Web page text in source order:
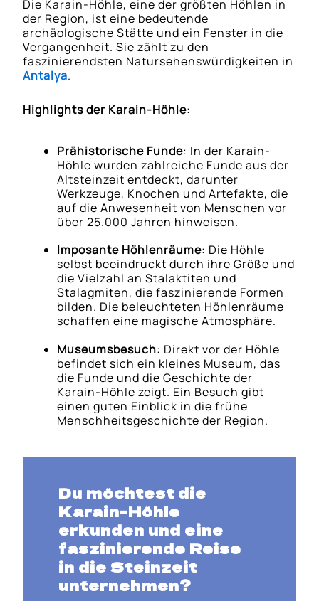
Die Karain-Höhle, eine der größten Höhlen in
der Region, ist eine bedeutende
archäologische Stätte und ein Fenster in die
Vergangenheit. Sie zählt zu den
faszinierendsten Natursehenswürdigkeiten in
Antalya.
Highlights der Karain-Höhle:
Prähistorische Funde: In der Karain-
Höhle wurden zahlreiche Funde aus der
Altsteinzeit entdeckt, darunter
Werkzeuge, Knochen und Artefakte, die
auf die Anwesenheit von Menschen vor
über 25.000 Jahren hinweisen.
Imposante Höhlenräume: Die Höhle
selbst beeindruckt durch ihre Größe und
die Vielzahl an Stalaktiten und
Stalagmiten, die faszinierende Formen
bilden. Die beleuchteten Höhlenräume
schaffen eine magische Atmosphäre.
Museumsbesuch: Direkt vor der Höhle
befindet sich ein kleines Museum, das
die Funde und die Geschichte der
Karain-Höhle zeigt. Ein Besuch gibt
einen guten Einblick in die frühe
Menschheitsgeschichte der Region.
Du möchtest die
Karain-Höhle
erkunden und eine
faszinierende Reise
in die Steinzeit
unternehmen?